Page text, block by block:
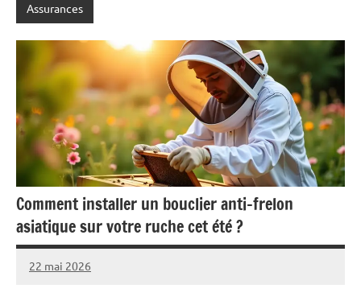
Assurances
Comment installer un bouclier anti-frelon
asiatique sur votre ruche cet été ?
22 mai 2026
Pascal
Aucun